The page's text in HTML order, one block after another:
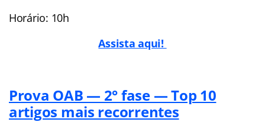
Horário: 10h
Assista aqui!
Prova OAB — 2° fase — Top 10
artigos mais recorrentes